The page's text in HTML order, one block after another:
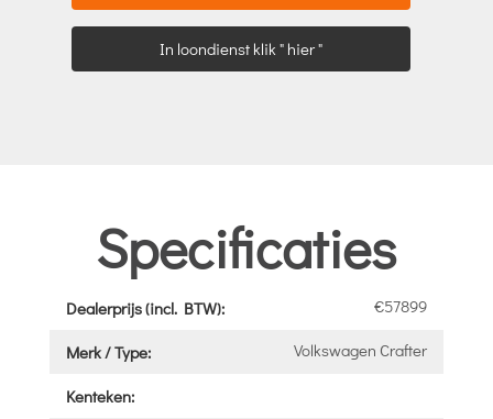
In loondienst klik " hier "
Specificaties
Dealerprijs (incl. BTW): €57899
Merk / Type: Volkswagen Crafter
Kenteken: